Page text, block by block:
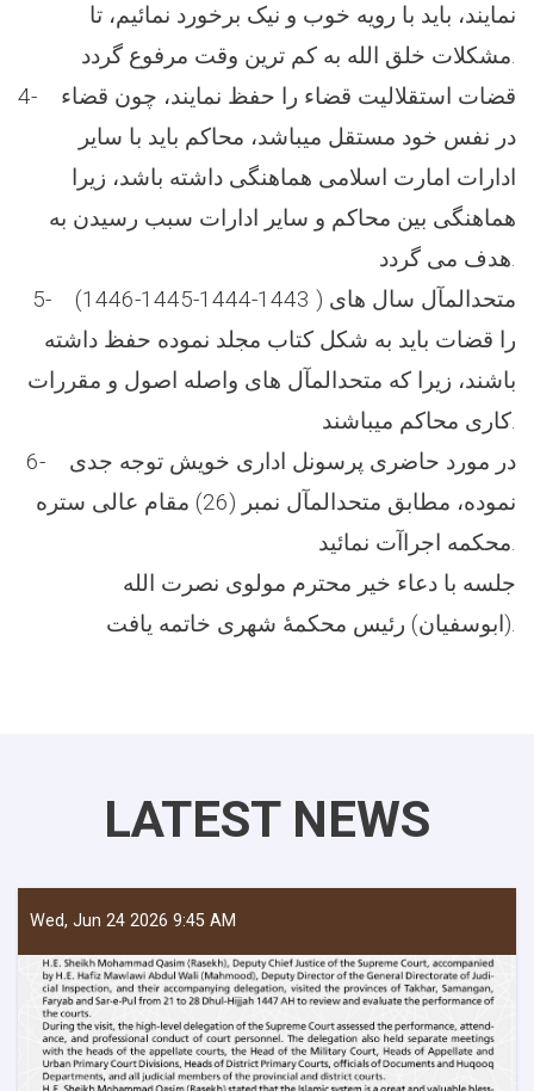
نمایند، باید با رویه خوب و نیک برخورد نمائیم، تا
مشکلات خلق الله به کم ترین وقت مرفوع گردد.
4- قضات استقلالیت قضاء را حفظ نمایند، چون قضاء
در نفس خود مستقل میباشد، محاکم باید با سایر
ادارات امارت اسلامی هماهنگی داشته باشد، زیرا
هماهنگی بین محاکم و سایر ادارات سبب رسیدن به
هدف می گردد.
5- متحدالمآل سال های ( 1443-1444-1445-1446)
را قضات باید به شکل کتاب مجلد نموده حفظ داشته
باشند، زیرا که متحدالمآل های واصله اصول و مقررات
کاری محاکم میباشند.
6- در مورد حاضری پرسونل اداری خویش توجه جدی
نموده، مطابق متحدالمآل نمبر (26) مقام عالی ستره
محکمه اجراآت نمائید.
جلسه با دعاء خیر محترم مولوی نصرت الله
(ابوسفیان) رئیس محکمهٔ شهری خاتمه یافت.
LATEST NEWS
Wed, Jun 24 2026 9:45 AM